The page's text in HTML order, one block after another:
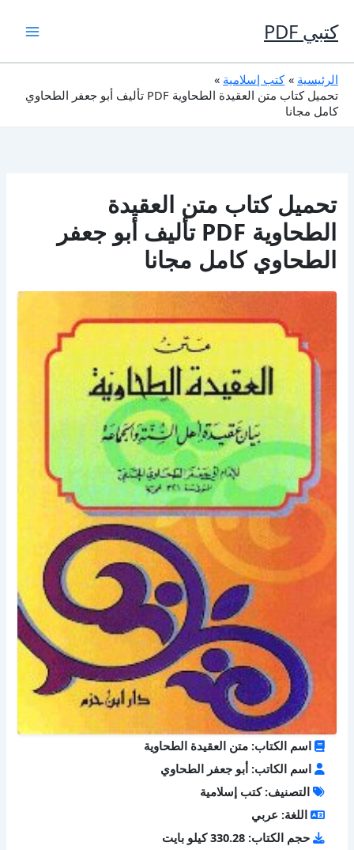
إلى
المحتوى
كتبي PDF
الرئيسية
كتب إسلامية
تحميل كتاب متن العقيدة الطحاوية PDF تأليف أبو جعفر الطحاوي
كامل مجانا
تحميل كتاب متن العقيدة
الطحاوية PDF تأليف أبو جعفر
الطحاوي كامل مجانا
اسم الكتاب: متن العقيدة الطحاوية
اسم الكاتب: أبو جعفر الطحاوي
التصنيف: كتب إسلامية
اللغة: عربي
حجم الكتاب: 330.28 كيلو بايت